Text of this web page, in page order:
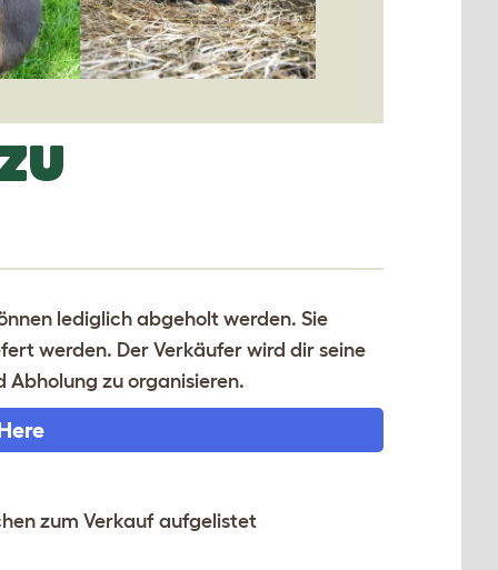
lediglich abgeholt werden. Sie
werden. Der Verkäufer wird dir seine
zu organisieren.
zum Verkauf aufgelistet